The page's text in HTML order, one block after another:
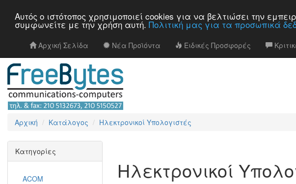
Αυτός ο ιστότοπος χρησιμοποιεί cookies για να βελτιώσει την
συμφωνείτε με την χρήση αυτή. Πολιτική μας για τα προσωπικά
Αρχική Σελίδα Νέα Προϊόντα Ειδικές Προσφορές
Αρχική Κατάλογος Ηλεκτρονικοί Υπολογιστές
Ηλεκτρονικοί
Κατηγορίες
ACOM